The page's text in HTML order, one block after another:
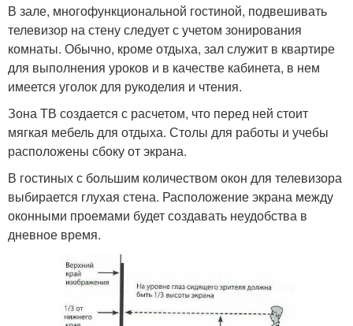
В зале, многофункциональной гостиной, подвешивать
телевизор на стену следует с учетом зонирования
комнаты. Обычно, кроме отдыха, зал служит в квартире
для выполнения уроков и в качестве кабинета, в нем
имеется уголок для рукоделия и чтения.
Зона ТВ создается с расчетом, что перед ней стоит
мягкая мебель для отдыха. Столы для работы и учебы
расположены сбоку от экрана.
В гостиных с большим количеством окон для телевизора
выбирается глухая стена. Расположение экрана между
оконными проемами будет создавать неудобства в
дневное время.